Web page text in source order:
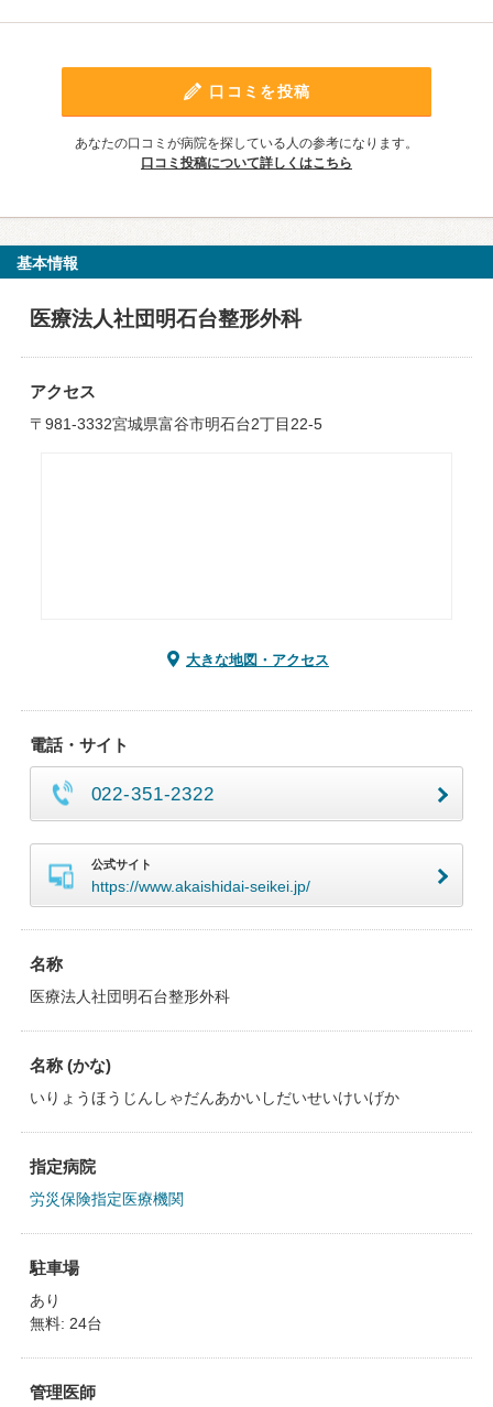
口コミを投稿
あなたの口コミが病院を探している人の参考になります。
口コミ投稿について詳しくはこちら
基本情報
医療法人社団明石台整形外科
アクセス
〒981-3332宮城県富谷市明石台2丁目22-5
大きな地図・アクセス
電話・サイト
022-351-2322
公式サイト
https://www.akaishidai-seikei.jp/
名称
医療法人社団明石台整形外科
名称 (かな)
いりょうほうじんしゃだんあかいしだいせいけいげか
指定病院
労災保険指定医療機関
駐車場
あり
無料: 24台
管理医師